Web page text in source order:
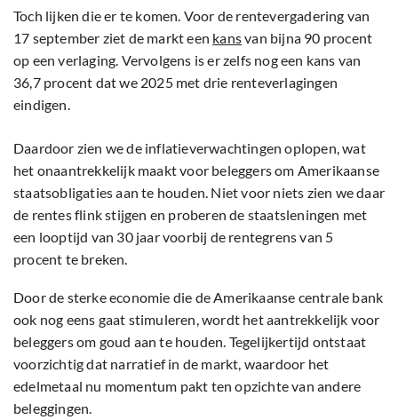
Toch lijken die er te komen. Voor de rentevergadering van
17 september ziet de markt een kansvan bijna 90 procent
op een verlaging. Vervolgens is er zelfs nog een kans van
36,7 procent dat we 2025 met drie renteverlagingen
eindigen.
Daardoor zien we de inflatieverwachtingen oplopen, wat
het onaantrekkelijk maakt voor beleggers om Amerikaanse
staatsobligaties aan te houden. Niet voor niets zien we daar
de rentes flink stijgen en proberen de staatsleningen met
een looptijd van 30 jaar voorbij de rentegrens van 5
procent te breken.
Door de sterke economie die de Amerikaanse centrale bank
ook nog eens gaat stimuleren, wordt het aantrekkelijk voor
beleggers om goud aan te houden. Tegelijkertijd ontstaat
voorzichtig dat narratief in de markt, waardoor het
edelmetaal nu momentum pakt ten opzichte van andere
beleggingen.